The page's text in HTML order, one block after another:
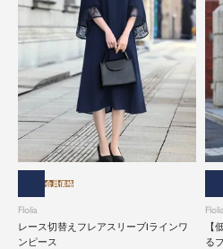
Flolia
レース切替えフレアスリーブIラインワ
ンピース
会員価格
【
る